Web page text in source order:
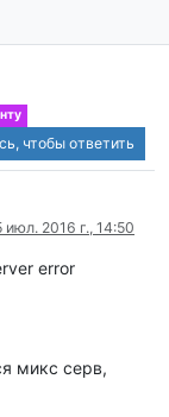
чтобы ответить
июл. 2016 г., 14:50
error
микс серв,